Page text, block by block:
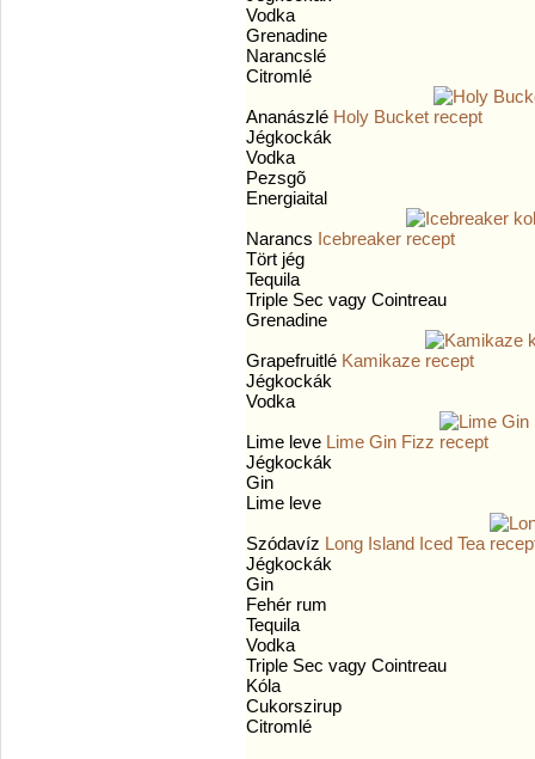
Vodka
Grenadine
Narancslé
Citromlé
Ananászlé Holy Bucket
Jégkockák
Vodka
Pezsgõ
Energiaital
Narancs Icebreaker
Tört jég
Tequila
Triple Sec vagy Cointreau
Grenadine
Grapefruitlé Kamikaze
Jégkockák
Vodka
Lime leve Lime Gin Fizz
Jégkockák
Gin
Lime leve
Szódavíz Long Island Iced Tea
Jégkockák
Gin
Fehér rum
Tequila
Vodka
Triple Sec vagy Cointreau
Kóla
Cukorszirup
Citromlé